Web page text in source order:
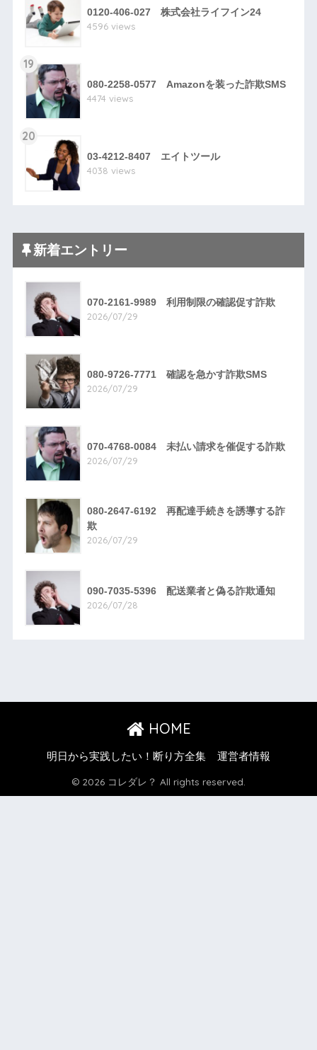
0120-406-027 株式会社ライフイン24
4596 views
19
080-2258-0577 Amazonを装った詐欺SMS
4474 views
20
03-4212-8407 エイトツール
4038 views
新着エントリー
070-2161-9989 利用制限の確認促す詐欺
2026/07/29
080-9726-7771 確認を急かす詐欺SMS
2026/07/29
070-4768-0084 未払い請求を催促する詐欺
2026/07/29
080-2647-6192 再配達手続きを誘導する詐
欺
2026/07/29
090-7035-5396 配送業者と偽る詐欺通知
2026/07/28
HOME
明日から実践したい！断り方全集 運営者情報
© 2026 コレダレ？ All rights reserved.